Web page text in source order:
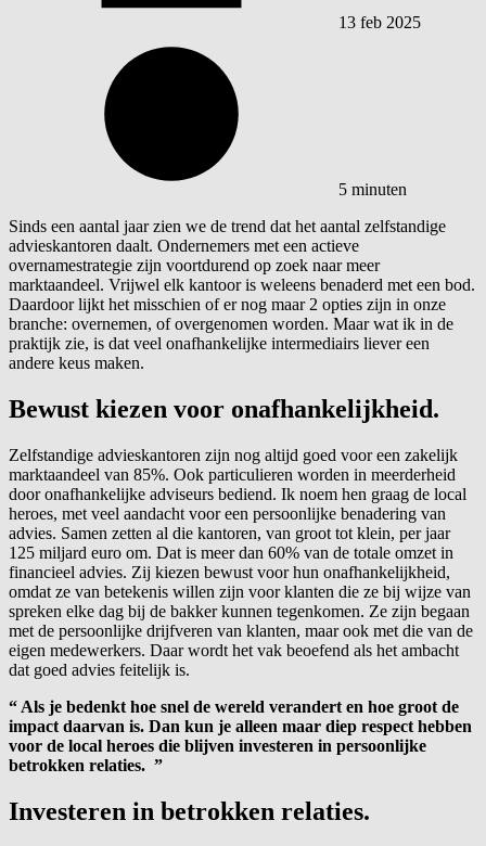
13 feb 2025
5 minuten
Sinds een aantal jaar zien we de trend dat het aantal zelfstandige
advieskantoren daalt. Ondernemers met een actieve
overnamestrategie zijn voortdurend op zoek naar meer
marktaandeel. Vrijwel elk kantoor is weleens benaderd met een bod.
Daardoor lijkt het misschien of er nog maar 2 opties zijn in onze
branche: overnemen, of overgenomen worden. Maar wat ik in de
praktijk zie, is dat veel onafhankelijke intermediairs liever een
andere keus maken.
Bewust kiezen voor onafhankelijkheid.
Zelfstandige advieskantoren zijn nog altijd goed voor een zakelijk
marktaandeel van 85%. Ook particulieren worden in meerderheid
door onafhankelijke adviseurs bediend. Ik noem hen graag de local
heroes, met veel aandacht voor een persoonlijke benadering van
advies. Samen zetten al die kantoren, van groot tot klein, per jaar
125 miljard euro om. Dat is meer dan 60% van de totale omzet in
financieel advies. Zij kiezen bewust voor hun onafhankelijkheid,
omdat ze van betekenis willen zijn voor klanten die ze bij wijze van
spreken elke dag bij de bakker kunnen tegenkomen. Ze zijn begaan
met de persoonlijke drijfveren van klanten, maar ook met die van de
eigen medewerkers. Daar wordt het vak beoefend als het ambacht
dat goed advies feitelijk is.
“ Als je bedenkt hoe snel de wereld verandert en hoe groot de
impact daarvan is. Dan kun je alleen maar diep respect hebben
voor de local heroes die blijven investeren in persoonlijke
betrokken relaties. ”
Investeren in betrokken relaties.